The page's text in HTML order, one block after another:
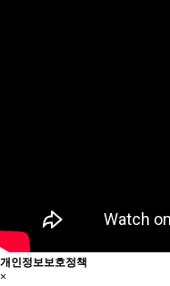
개인정보보호정책
×